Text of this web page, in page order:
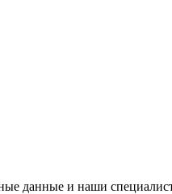
данные и наши